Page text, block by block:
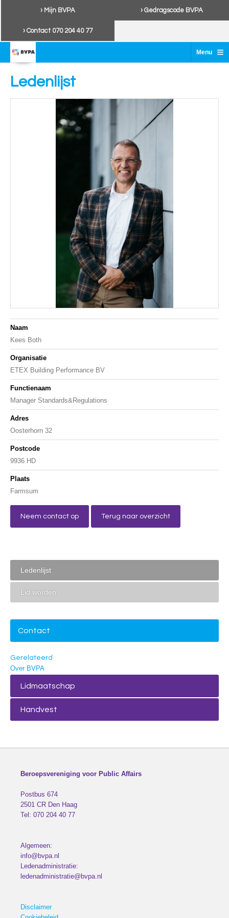
› Mijn BVPA › Gedragscode BVPA
› Contact 070 204 40 77
Menu ≡
Ledenlijst
Naam
Kees Both
Organisatie
ETEX Building Performance BV
Functienaam
Manager Standards&Regulations
Adres
Oosterhorn 32
Postcode
9936 HD
Plaats
Farmsum
Neem contact op Terug naar overzicht
Ledenlijst
Lid worden
Contact
Gerelateerd
Over BVPA
Lidmaatschap
Handvest
Beroepsvereniging voor Public Affairs
Postbus 674
2501 CR Den Haag
Tel: 070 204 40 77
Algemeen:
info@bvpa.nl
Ledenadministratie:
ledenadministratie@bvpa.nl
Disclaimer